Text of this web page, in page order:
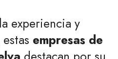
experiencia y
empresas de